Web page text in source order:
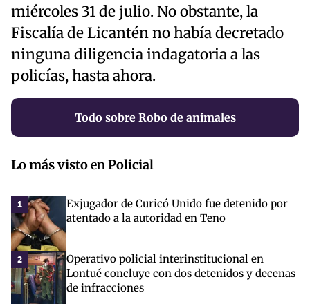
miércoles 31 de julio. No obstante, la
Fiscalía de Licantén no había decretado
ninguna diligencia indagatoria a las
policías, hasta ahora.
Todo sobre Robo de animales
Lo más vistoenPolicial
1
Exjugador de Curicó Unido fue detenido por
atentado a la autoridad en Teno
2
Operativo policial interinstitucional en
Lontué concluye con dos detenidos y decenas
de infracciones